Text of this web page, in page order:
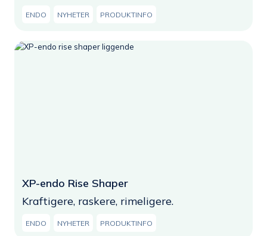
ENDO NYHETER PRODUKTINFO
XP-endo Rise Shaper
Kraftigere, raskere, rimeligere.
ENDO NYHETER PRODUKTINFO